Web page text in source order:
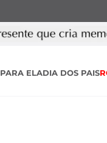
PARA ELADIA DOS PAIS